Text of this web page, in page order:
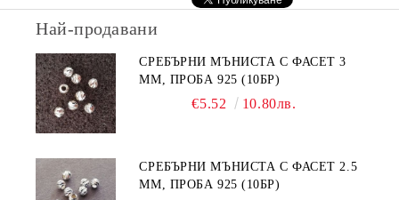
Най-продавани
СРЕБЪРНИ МЪНИСТА С ФАСЕТ 3
ММ, ПРОБА 925 (10БР)
€5.52 10.80лв.
СРЕБЪРНИ МЪНИСТА С ФАСЕТ 2.5
ММ, ПРОБА 925 (10БР)